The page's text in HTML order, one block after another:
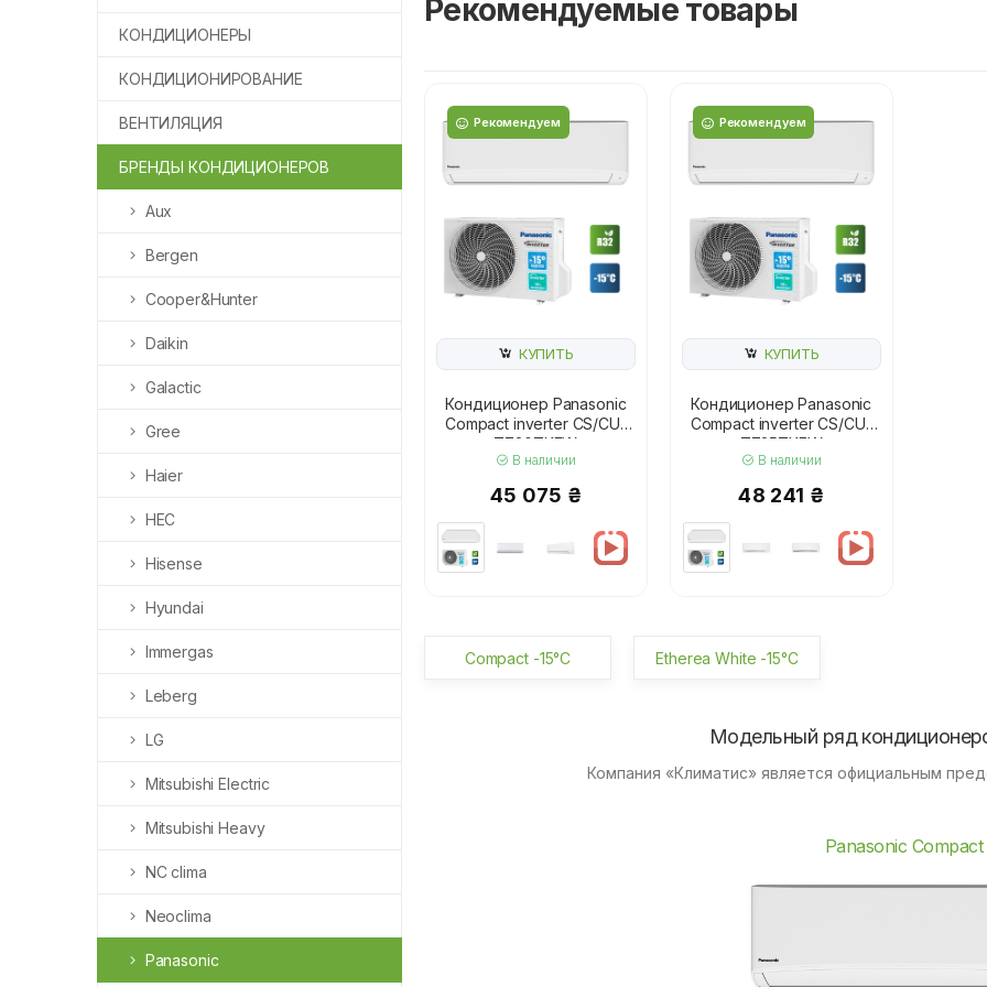
КОНДИЦИОНЕРЫ
КОНДИЦИОНИРОВАНИЕ
ВЕНТИЛЯЦИЯ
БРЕНДЫ КОНДИЦИОНЕРОВ
Aux
Bergen
Cooper&Hunter
Daikin
Galactic
Gree
Haier
HEC
Hisense
Hyundai
Immergas
Leberg
LG
Mitsubishi Electric
Mitsubishi Heavy
NC clima
Neoclima
Panasonic
Рекомендуемые товары
Рекомендуем
КУПИТЬ
Кондиционер Panasonic
Compact inverter CS/CU-
TZ20TKEW
В наличии
45 075 ₴
Рекомендуем
КУПИТЬ
Кондиционер Panasonic
Compact inverter CS/CU-
TZ25TKEW
В наличии
48 241 ₴
Compact -15°C Etherea White -15°C
Модельный ряд
Компания «Климатис» является официальным
Panasonic Compact